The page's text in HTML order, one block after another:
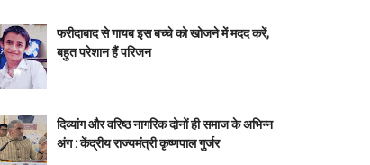
फरीदाबाद से गायब इस बच्चे को खोजने में मदद करें,
बहुत परेशान हैं परिजन
दिव्यांग और वरिष्ठ नागरिक दोनों ही समाज के अभिन्न
अंग : केंद्रीय राज्यमंत्री कृष्णपाल गुर्जर